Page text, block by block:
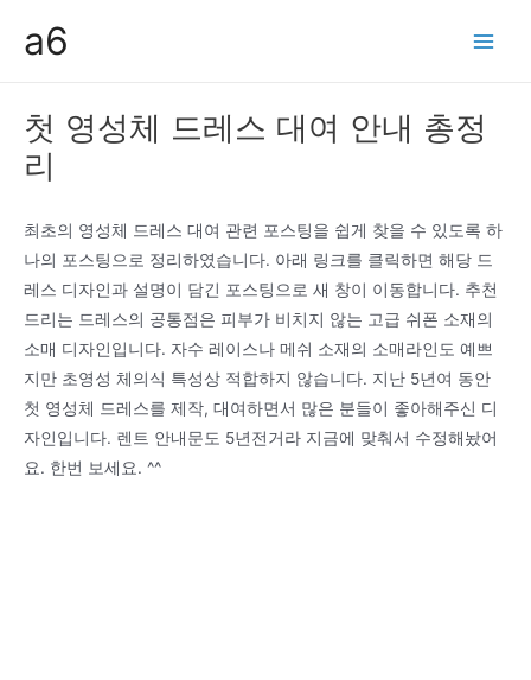
a6
첫 영성체 드레스 대여 안내 총정
리
최초의 영성체 드레스 대여 관련 포스팅을 쉽게 찾을 수 있도록 하
나의 포스팅으로 정리하였습니다. 아래 링크를 클릭하면 해당 드
레스 디자인과 설명이 담긴 포스팅으로 새 창이 이동합니다. 추천
드리는 드레스의 공통점은 피부가 비치지 않는 고급 쉬폰 소재의
소매 디자인입니다. 자수 레이스나 메쉬 소재의 소매라인도 예쁘
지만 초영성 체의식 특성상 적합하지 않습니다. 지난 5년여 동안
첫 영성체 드레스를 제작, 대여하면서 많은 분들이 좋아해주신 디
자인입니다. 렌트 안내문도 5년전거라 지금에 맞춰서 수정해놨어
요. 한번 보세요. ^^